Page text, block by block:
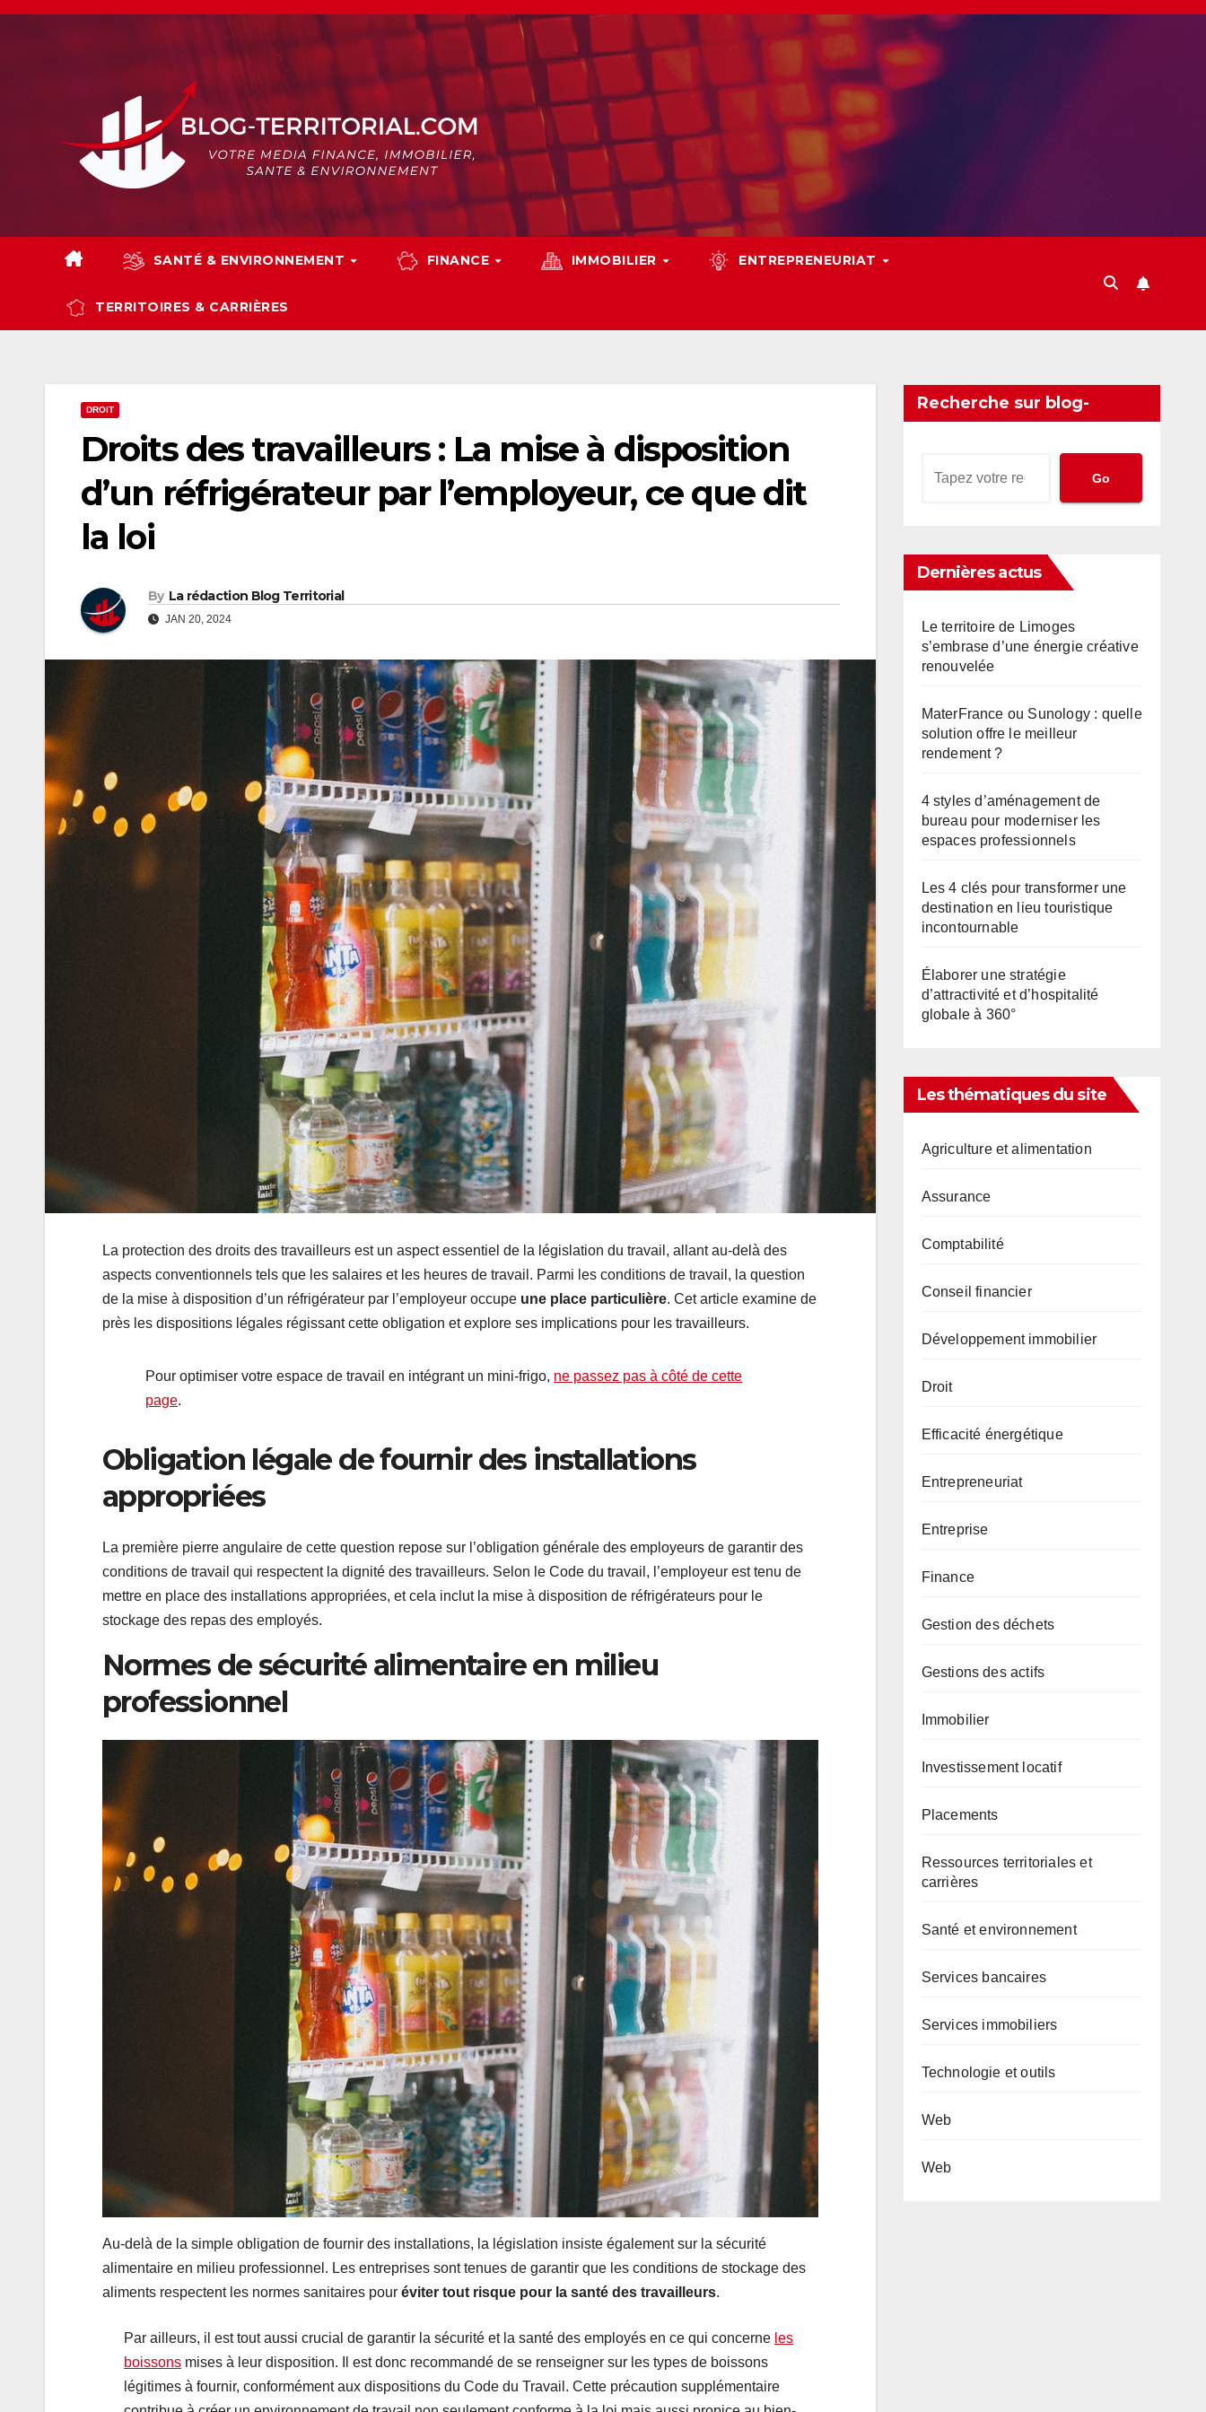
Skip
SANTÉ & ENVIRONNEMENT FINANCE IMMOBILIER ENTREPRENEURIAT
TERRITOIRES & CARRIÈRES
DROIT
Droits des travailleurs : La mise à disposition
d’un réfrigérateur par l’employeur, ce que dit
la loi
By La rédaction Blog Territorial
JAN 20, 2024
La protection des droits des travailleurs est un aspect essentiel de la législation du travail, allant au-delà des
aspects conventionnels tels que les salaires et les heures de travail. Parmi les conditions de travail, la question
de la mise à disposition d’un réfrigérateur par l’employeur occupe une place particulière. Cet article examine de
près les dispositions légales régissant cette obligation et explore ses implications pour les travailleurs.
Pour optimiser votre espace de travail en intégrant un mini-frigo, ne passez pas à côté de cette
page.
Obligation légale de fournir des installations
appropriées
La première pierre angulaire de cette question repose sur l’obligation générale des employeurs de garantir des
conditions de travail qui respectent la dignité des travailleurs. Selon le Code du travail, l’employeur est tenu de
mettre en place des installations appropriées, et cela inclut la mise à disposition de réfrigérateurs pour le
stockage des repas des employés.
Normes de sécurité alimentaire en milieu
professionnel
Au-delà de la simple obligation de fournir des installations, la législation insiste également sur la sécurité
alimentaire en milieu professionnel. Les entreprises sont tenues de garantir que les conditions de stockage des
aliments respectent les normes sanitaires pour éviter tout risque pour la santé des travailleurs.
Par ailleurs, il est tout aussi crucial de garantir la sécurité et la santé des employés en ce qui concerne les
boissons mises à leur disposition. Il est donc recommandé de se renseigner sur les types de boissons
légitimes à fournir, conformément aux dispositions du Code du Travail. Cette précaution supplémentaire
Recherche sur blog-
Go
Dernières actus
Le territoire de Limoges
s’embrase d’une énergie créative
renouvelée
MaterFrance ou Sunology : quelle
solution offre le meilleur
rendement ?
4 styles d’aménagement de
bureau pour moderniser les
espaces professionnels
Les 4 clés pour transformer une
destination en lieu touristique
incontournable
Élaborer une stratégie
d’attractivité et d’hospitalité
globale à 360°
Les thématiques du site
Agriculture et alimentation
Assurance
Comptabilité
Conseil financier
Développement immobilier
Droit
Efficacité énergétique
Entrepreneuriat
Entreprise
Finance
Gestion des déchets
Gestions des actifs
Immobilier
Investissement locatif
Placements
Ressources territoriales et
carrières
Santé et environnement
Services bancaires
Services immobiliers
Technologie et outils
Web
Web